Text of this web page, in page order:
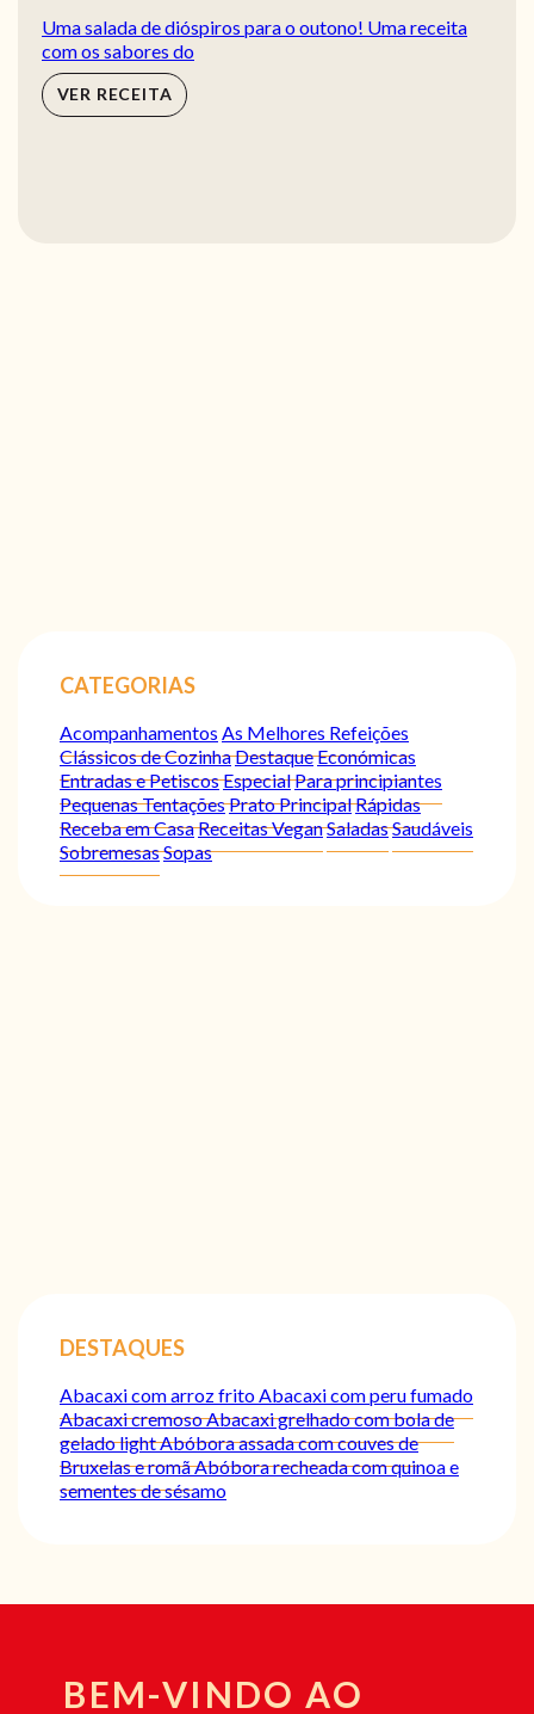
Uma salada de dióspiros para o outono! Uma receita
com os sabores do
VER RECEITA
CATEGORIAS
Acompanhamentos As Melhores Refeições
Clássicos de CozinhaDestaqueEconómicas
Entradas e PetiscosEspecialPara principiantes
Pequenas TentaçõesPrato PrincipalRápidas
Receba em CasaReceitas VeganSaladasSaudáveis
SobremesasSopas
DESTAQUES
Abacaxi com arroz fritoAbacaxi com peru fumado
Abacaxi cremosoAbacaxi grelhado com bola de
gelado lightAbóbora assada com couves de
Bruxelas e romãAbóbora recheada com quinoa e
sementes de sésamo
BEM-VINDO AO